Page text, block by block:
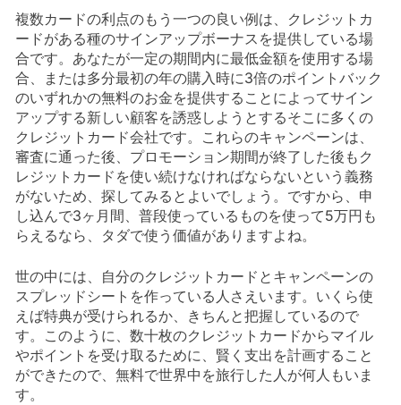
複数カードの利点のもう一つの良い例は、クレジットカ
ードがある種のサインアップボーナスを提供している場
合です。あなたが一定の期間内に最低金額を使用する場
合、または多分最初の年の購入時に3倍のポイントバック
のいずれかの無料のお金を提供することによってサイン
アップする新しい顧客を誘惑しようとするそこに多くの
クレジットカード会社です。これらのキャンペーンは、
審査に通った後、プロモーション期間が終了した後もク
レジットカードを使い続けなければならないという義務
がないため、探してみるとよいでしょう。ですから、申
し込んで3ヶ月間、普段使っているものを使って5万円も
らえるなら、タダで使う価値がありますよね。
世の中には、自分のクレジットカードとキャンペーンの
スプレッドシートを作っている人さえいます。いくら使
えば特典が受けられるか、きちんと把握しているので
す。このように、数十枚のクレジットカードからマイル
やポイントを受け取るために、賢く支出を計画すること
ができたので、無料で世界中を旅行した人が何人もいま
す。